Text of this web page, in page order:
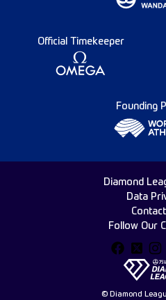
Official Timekeeper
Founding
© Diamond
Follow Our
Diamond
Data